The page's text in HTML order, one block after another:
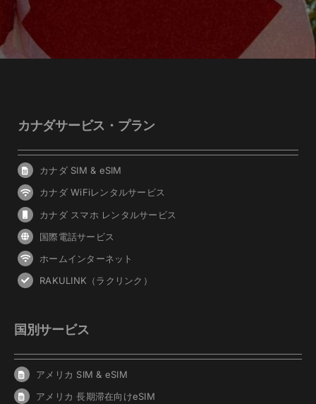
カナダサービス・プラン
カナダ SIM & eSIM
カナダ WiFiレンタルサービス
カナダ スマホ レンタルサービス
国際電話サービス
ホームインターネット
RAKULINK（ラクリンク）
国別サービス
アメリカ SIM & eSIM
アメリカ 長期滞在向けeSIM